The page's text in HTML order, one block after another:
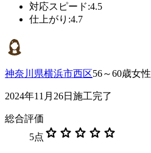
対応スピード:4.5
仕上がり:4.7
神奈川県横浜市西区56～60歳女性
2024年11月26日施工完了
総合評価
5点 star star star star star